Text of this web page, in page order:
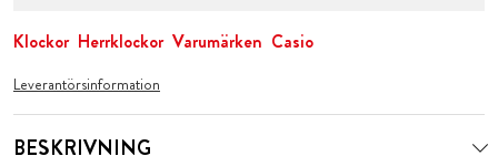
Klockor Herrklockor Varumärken Casio
Leverantörsinformation
BESKRIVNING